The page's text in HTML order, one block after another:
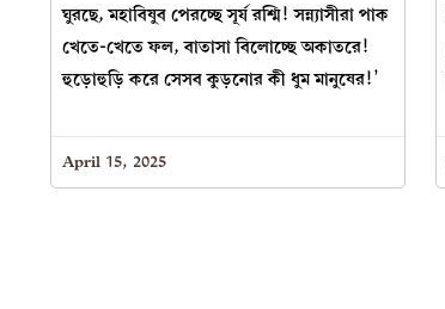
ঘুরছে, মহাবিষুব পেরচ্ছে সূর্য রশ্মি! সন্ন্যাসীরা পাক
খেতে-খেতে ফল, বাতাসা বিলোচ্ছে অকাতরে!
হুড়োহুড়ি করে সেসব কুড়নোর কী ধুম মানুষের!’
April 15, 2025